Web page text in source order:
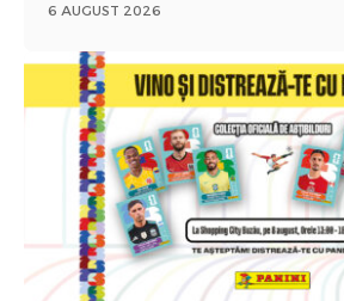
6 AUGUST 2026